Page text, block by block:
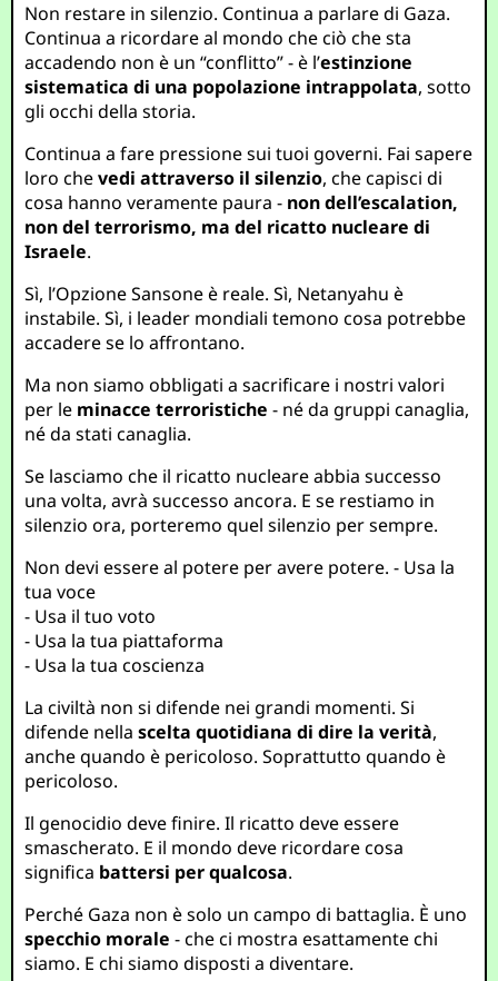
Non restare in silenzio. Continua a parlare di Gaza.
Continua a ricordare al mondo che ciò che sta
accadendo non è un “conflitto” - è l’estinzione
sistematica di una popolazione intrappolata, sotto
gli occhi della storia.
Continua a fare pressione sui tuoi governi. Fai sapere
loro chevedi attraverso il silenzio, che capisci di
cosa hanno veramente paura - non dell’escalation,
non del terrorismo, ma del ricatto nucleare di
Israele.
Sì, l’Opzione Sansone è reale. Sì, Netanyahu è
instabile. Sì, i leader mondiali temono cosa potrebbe
accadere se lo affrontano.
Ma non siamo obbligati a sacrificare i nostri valori
per le minacce terroristiche - né da gruppi canaglia,
né da stati canaglia.
Se lasciamo che il ricatto nucleare abbia successo
una volta, avrà successo ancora. E se restiamo in
silenzio ora, porteremo quel silenzio per sempre.
Non devi essere al potere per avere potere. - Usa la
tua voce
- Usa il tuo voto
- Usa la tua piattaforma
- Usa la tua coscienza
La civiltà non si difende nei grandi momenti. Si
difende nellascelta quotidiana di dire la verità,
anche quando è pericoloso. Soprattutto quando è
pericoloso.
Il genocidio deve finire. Il ricatto deve essere
smascherato. E il mondo deve ricordare cosa
significa battersi per qualcosa.
Perché Gaza non è solo un campo di battaglia. È uno
specchio morale - che ci mostra esattamente chi
siamo. E chi siamo disposti a diventare.